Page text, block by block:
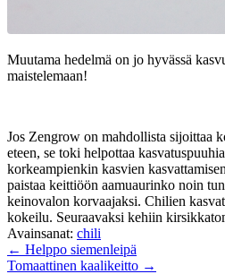
Muutama hedelmä on jo hyvässä
maistelemaan!
Jos Zengrow on mahdollista sijoittaa
eteen, se toki helpottaa
korkeampienkin kasvien
paistaa keittiöön aamuaurinko noin
keinovalon korvaajaksi. Chilien
kokeilu. Seuraavaksi kehiin
Avainsanat: chili
← Helppo siemenleipä
Tomaattinen kaalikeitto →